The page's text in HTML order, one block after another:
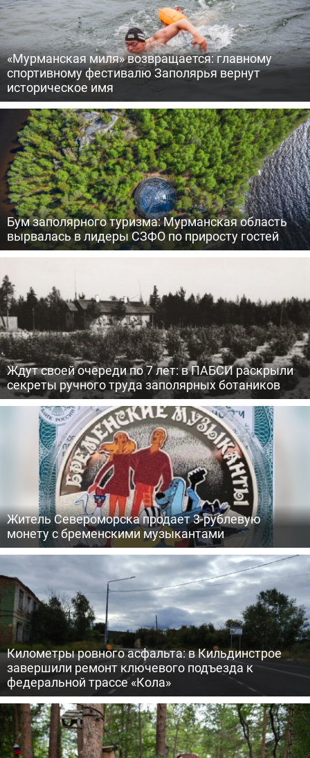
«Мурманская миля» возвращается: главному
спортивному фестивалю Заполярья вернут
историческое имя
Бум заполярного туризма: Мурманская область
вырвалась в лидеры СЗФО по приросту гостей
Ждут своей очереди по 7 лет: в ПАБСИ раскрыли
секреты ручного труда заполярных ботаников
Житель Североморска продает 3-рублевую
монету с бременскими музыкантами
Километры ровного асфальта: в Кильдинстрое
завершили ремонт ключевого подъезда к
федеральной трассе «Кола»